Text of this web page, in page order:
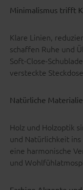
Minimalismus trifft
Klare Linien,
schaffen Ruhe und
Soft-Close-
versteckte
Natürliche
Holz und Holzoptik
und Natürlichkeit
eine harmonische
und